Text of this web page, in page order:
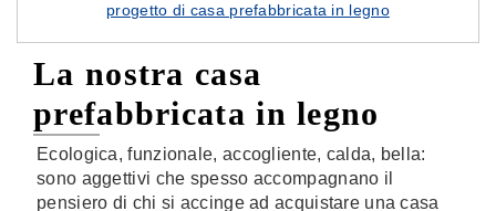
progetto di casa prefabbricata in legno
La nostra casa
prefabbricata in legno
Ecologica, funzionale, accogliente, calda, bella:
sono aggettivi che spesso accompagnano il
pensiero di chi si accinge ad acquistare una casa